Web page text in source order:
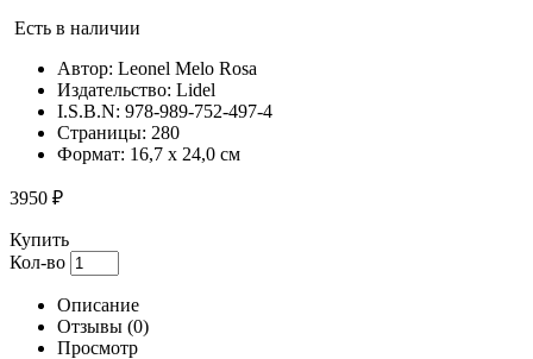
Есть в наличии
Автор: Leonel Melo Rosa
Издательство: Lidel
I.S.B.N: 978-989-752-497-4
Страницы: 280
Формат: 16,7 x 24,0 см
3950 ₽
Купить
Кол-во
Описание
Отзывы (0)
Просмотр